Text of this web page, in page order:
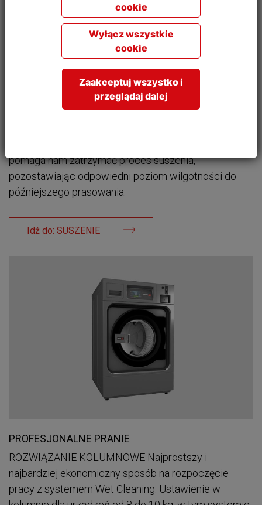
KONTROLA TEMPERATURY Kontrola temperatury i
pomaga nam zatrzymać proces suszenia,
pozostawiając odpowiedni poziom wilgotności do
późniejszego prasowania.
Idź do: SUSZENIE
PROFESJONALNE PRANIE
ROZWIĄZANIE KOLUMNOWE Najprostszy i
najbardziej ekonomiczny sposób na rozpoczęcie
pracy z systemem Wet Cleaning. Ustawienie w
cookie
Wyłącz wszystkie
cookie
Zaakceptuj wszystko i
przeglądaj dalej